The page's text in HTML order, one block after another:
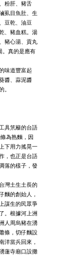
粉肝、豬舌
虱目魚肚、生
豆乾、油豆
、豬血糕。湯
豬心湯、貢丸
。真的是應有
味道豐富起
醬、蒜泥醬
。
具笊籬的台語
為熟麵，因
下用力搖晃一
，也正是台語
落的樣子，發
灣土生土長的
麵的創始人，
謀生的民眾爭
。根據河上洲
人周烏豬在湧
條，切仔麵設
洋當兵回來，
蓮寺廟口設攤